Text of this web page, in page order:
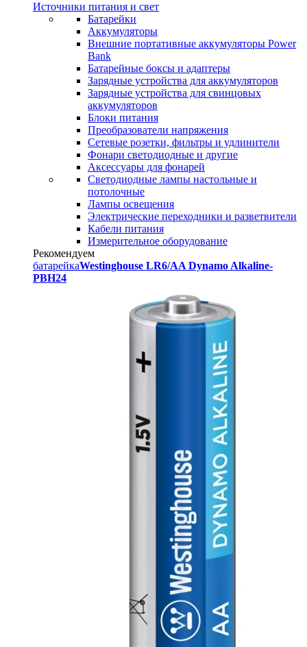
Источники питания и свет
Батарейки
Аккумуляторы
Внешние портативные аккумуляторы Power
Bank
Батарейные боксы и адаптеры
Зарядные устройства для аккумуляторов
Зарядные устройства для свинцовых
аккумуляторов
Блоки питания
Преобразователи напряжения
Сетевые розетки, фильтры и удлинители
Фонари светодиодные и другие
Аксессуары для фонарей
Светодиодные лампы настольные и
потолочные
Лампы освещения
Электрические переходники и разветвители
Кабели питания
Измерительное оборудование
Рекомендуем
батарейкаWestinghouse LR6/AA Dynamo Alkaline-
PBH24